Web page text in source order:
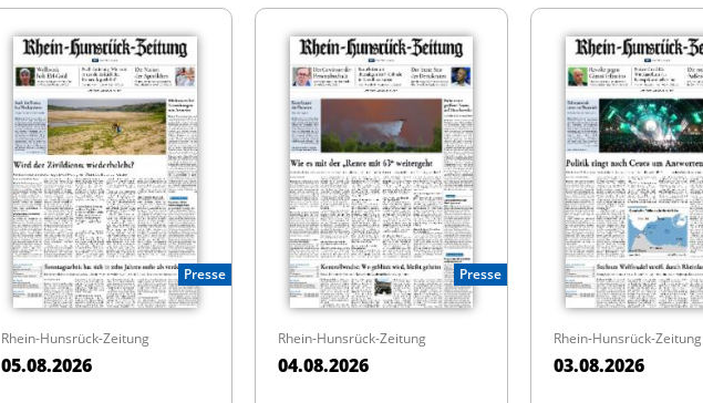
Presse
Rhein-Hunsrück-Zeitung
05.08.2026
Presse
Rhein-Hunsrück-Zeitung
04.08.2026
Rhein-Hunsrück-Zeitung
03.08.2026